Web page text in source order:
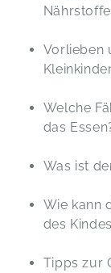
Nährstoffe
Vorlieben
Welche
das
Was ist
Wie kann
des
Tipps zur